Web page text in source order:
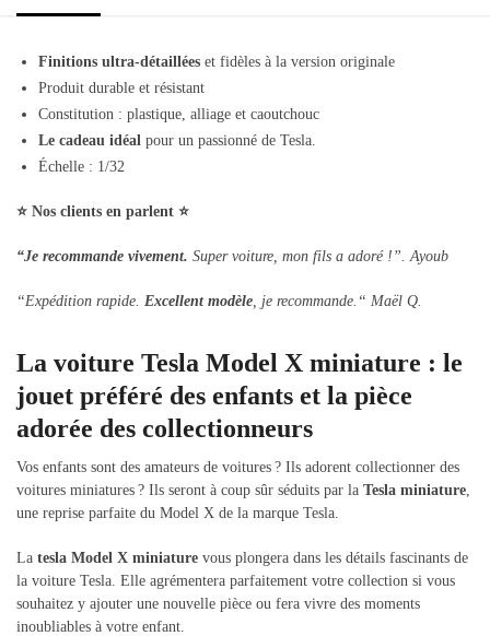
Finitions ultra-détaillées et fidèles à la version originale
Produit durable et résistant
Constitution : plastique, alliage et caoutchouc
Le cadeau idéal pour un passionné de Tesla.
Échelle : 1/32
⭐ Nos clients en parlent ⭐
“Je recommande vivement. Super voiture, mon fils a adoré !”. Ayoub
“Expédition rapide. Excellent modèle , je recommande. “ Maël Q.
La voiture Tesla Model X miniature : le
jouet préféré des enfants et la pièce
adorée des collectionneurs
Vos enfants sont des amateurs de voitures ? Ils adorent collectionner des
voitures miniatures ? Ils seront à coup sûr séduits par la Tesla miniature
une reprise parfaite du Model X de la marque Tesla.
La tesla Model X miniature vous plongera dans les détails fascinants de
la voiture Tesla. Elle agrémentera parfaitement votre collection si vous
souhaitez y ajouter une nouvelle pièce ou fera vivre des moments
inoubliables à votre enfant.